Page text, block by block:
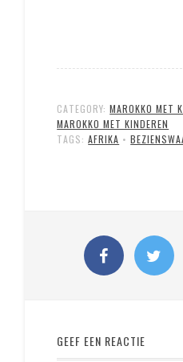
CATEGORY:MAROKKO MET
MAROKKO MET KINDEREN
TAGS:AFRIKA •
GEEF EEN REACTIE